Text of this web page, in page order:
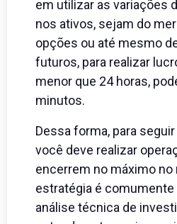
em utilizar as variações
nos ativos, sejam do
opções ou até mesmo
futuros, para realizar
menor que 24 horas,
minutos.
Dessa forma, para
você deve realizar
encerrem no máximo no
estratégia é comumente
análise técnica de